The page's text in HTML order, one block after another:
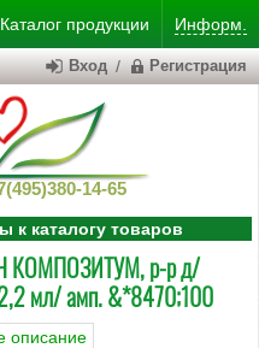
Каталог продукции Информ.
14-65
Вход / Регистрация
каталогу товаров
КОМПОЗИТУМ, р-р д/
мл/ амп. &*8470;100
описание